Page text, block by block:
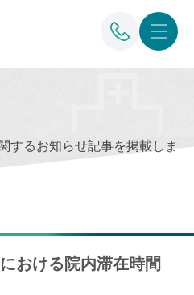
するお知らせ記事を掲載しま
おける院内滞在時間